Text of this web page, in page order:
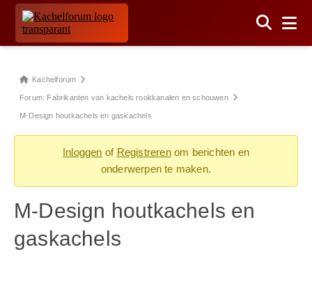
Kachelforum
Forum: Fabrikanten van kachels rookkanalen en schouwen
M-Design houtkachels en gaskachels
Inloggen of Registrerenom berichten en
onderwerpen te maken.
M-Design houtkachels en
gaskachels